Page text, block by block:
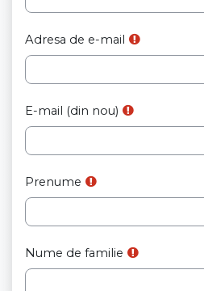
Adresa de e-mail
E-mail (din nou)
Prenume
Nume de familie